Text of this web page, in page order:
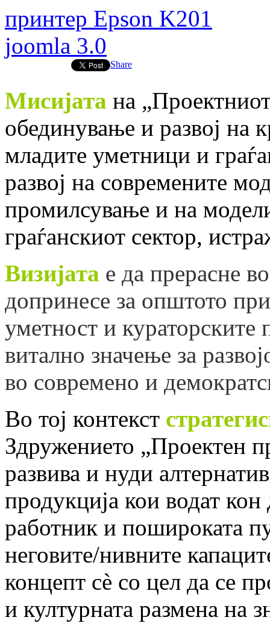
принтер Epson K201
joomla 3.0
Share
Мисијата на
обединување и развој на
младите уметници и
развој на современите
промилсување и на
граѓанскиот сектор,
Визијата е да прерасне
допринесе за општото
уметност и кураторските
витално значење за
во современо и
Во тој контекст
Здружението „Проектен
развива и нуди
продукција кои водат
работник и пошироката
неговите/нивните
концепт сè со цел да се
и културната размена на